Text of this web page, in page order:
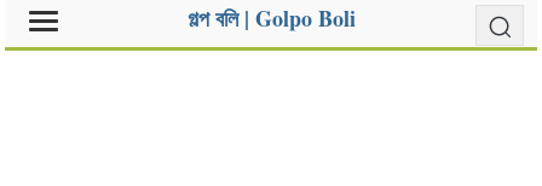
গল্প বলি | Golpo Boli